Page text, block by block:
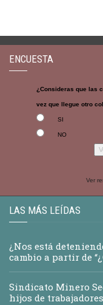
ENCUESTA
¿Consideras que las
vez que llegue otro
SI
NO
Ver
LAS MÁS LEÍDAS
¿Nos está
cambio a partir de
Sindicato Minero
hijos de